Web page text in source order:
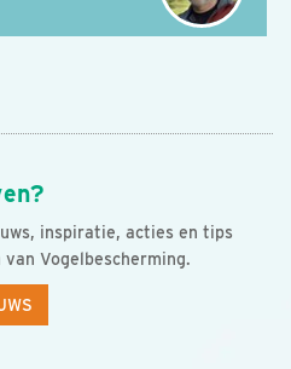
inspiratie, acties en tips
Vogelbescherming.